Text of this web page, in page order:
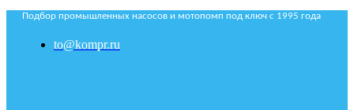
Подбор промышленных насосов и мотопомп под ключ с 1995 года
to@kompr.ru